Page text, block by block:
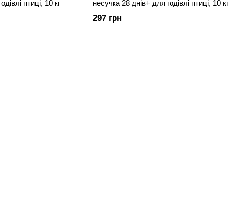
птиці, 10 кг несучка 28 днів+ для годівлі птиці, 10 кг
297 грн